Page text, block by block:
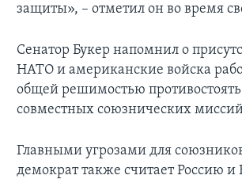
защиты», – отметил он во время
Сенатор Букер напомнил о
НАТО и американские войска
общей решимостью
совместных союзнических
Главными угрозами для
демократ также считает Россию и